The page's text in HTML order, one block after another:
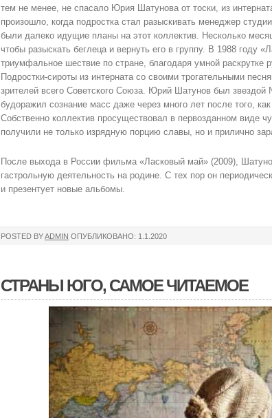
тем не менее, не спасало Юрия Шатунова от тоски, из
произошло, когда подростка стал разыскивать менеджер
были далеко идущие планы на этот коллектив. Несколько
чтобы разыскать беглеца и вернуть его в группу. В 1988 году
триумфальное шествие по стране, благодаря умной раскрутке
Подростки-сироты из интерната со своими трогательными
зрителей всего Советского Союза. Юрий Шатунов был звездой
будоражил сознание масс даже через много лет после того,
Собственно коллектив просуществовал в первозданном виде
получили не только изрядную порцию славы, но и прилично
После выхода в России фильма «Ласковый май» (2009),
гастрольную деятельность на родине. С тех пор он
и презентует новые альбомы.
POSTED BYADMIN ОПУБЛИКОВАНО: 1.1.2020
СТРАНЫ ЮГО, САМОЕ ЧИТАЕМОЕ